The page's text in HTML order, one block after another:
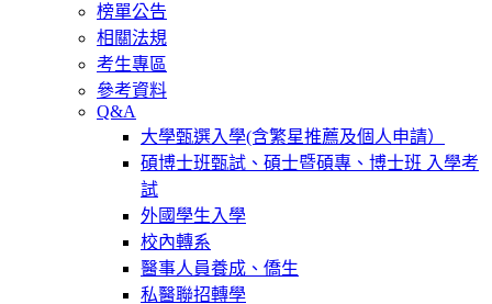
榜單公告
相關法規
考生專區
參考資料
Q&A
大學甄選入學(含繁星推薦及個人申請）
碩博士班甄試、碩士暨碩專、博士班 入學考
試
外國學生入學
校內轉系
醫事人員養成、僑生
私醫聯招轉學